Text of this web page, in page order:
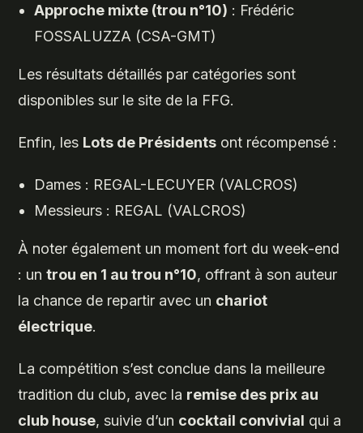
Approche mixte (trou n°10) : Frédéric
FOSSALUZZA (CSA-GMT)
Les résultats détaillés par catégories sont
disponibles sur le site de la FFG.
Enfin, les Lots de Présidents ont récompensé :
Dames : REGAL-LECUYER (VALCROS)
Messieurs : REGAL (VALCROS)
À noter également un moment fort du week-end
: untrou en 1 au trou n°10, offrant à son auteur
la chance de repartir avec un chariot
électrique.
La compétition s’est conclue dans la meilleure
tradition du club, avec la remise des prix au
club house, suivie d’un cocktail convivial qui a